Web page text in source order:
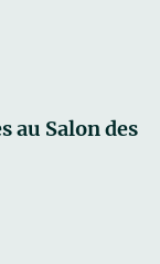
au Salon des